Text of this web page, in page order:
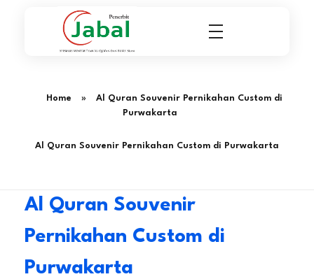
Home »
Al Quran Souvenir Pernikahan Custom di
Purwakarta
Al Quran Souvenir Pernikahan Custom di Purwakarta
Al Quran Souvenir
Pernikahan Custom di
Purwakarta